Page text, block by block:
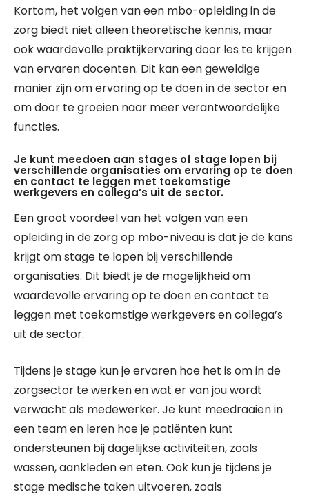
Kortom, het volgen van een mbo-opleiding in de
zorg biedt niet alleen theoretische kennis, maar
ook waardevolle praktijkervaring door les te krijgen
van ervaren docenten. Dit kan een geweldige
manier zijn om ervaring op te doen in de sector en
om door te groeien naar meer verantwoordelijke
functies.
Je kunt meedoen aan stages of stage lopen bij
verschillende organisaties om ervaring op te doen
en contact te leggen met toekomstige
werkgevers en collega’s uit de sector.
Een groot voordeel van het volgen van een
opleiding in de zorg op mbo-niveau is dat je de kans
krijgt om stage te lopen bij verschillende
organisaties. Dit biedt je de mogelijkheid om
waardevolle ervaring op te doen en contact te
leggen met toekomstige werkgevers en collega’s
uit de sector.
Tijdens je stage kun je ervaren hoe het is om in de
zorgsector te werken en wat er van jou wordt
verwacht als medewerker. Je kunt meedraaien in
een team en leren hoe je patiënten kunt
ondersteunen bij dagelijkse activiteiten, zoals
wassen, aankleden en eten. Ook kun je tijdens je
stage medische taken uitvoeren, zoals